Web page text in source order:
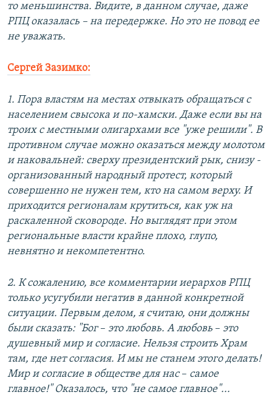
то меньшинства. Видите, в данном случае, даже
РПЦ оказалась – на передержке. Но это не повод ее
не уважать.
Сергей Зазимко:
1. Пора властям на местах отвыкать обращаться с
населением свысока и по-хамски. Даже если вы на
троих с местными олигархами все "уже решили". В
противном случае можно оказаться между молотом
и наковальней: сверху президентский рык, снизу -
организованный народный протест, который
совершенно не нужен тем, кто на самом верху. И
приходится регионалам крутиться, как уж на
раскаленной сковороде. Но выглядят при этом
региональные власти крайне плохо, глупо,
невнятно и некомпетентно.
2. К сожалению, все комментарии иерархов РПЦ
только усугубили негатив в данной конкретной
ситуации. Первым делом, я считаю, они должны
были сказать: "Бог–​ это любовь. А любовь –​ это
душевный мир и согласие. Нельзя строить Храм
там, где нет согласия. И мы не станем этого делать!
Мир и согласие в обществе для нас–​ самое
главное!" Оказалось, что "не самое главное"...